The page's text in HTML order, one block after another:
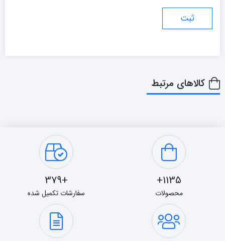
کالاهای مرتبط
1135+
محصولات
+379
سفارشات تکمیل شده